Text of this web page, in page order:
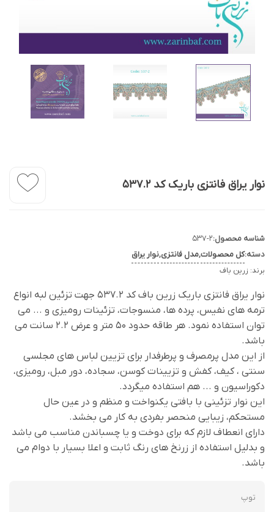
نوار یراق فانتزی باریک کد 537.2
شناسه محصول:537-2
دسته:کل محصولات,مدل فانتزی,نوار یراق
برند: زرین باف
نوار یراق فانتزی باریک زرین باف کد 537.2 جهت تزئین لبه انواع
ترمه های نفیس، پرده ها، منسوجات، تزئینات رومیزی و ... می
توان استفاده نمود. هر طاقه حدود 50 متر و عرض 2.2 سانت می
باشد.
از این مدل پرمصرف و پرطرفدار برای تزیین لباس های مجلسی
سنتی ، کیف، کفش و تزیینات کوسن، سجاده، دور مبل، رومیزی،
دکوراسیون و ... هم استفاده میگردد.
این نوار تزئینی با بافتی یکنواخت و منظم و در عین حال
مستحکم، زیبایی منحصر بفردی به کار می بخشد.
دارای انعطاف لازم که برای دوخت و یا چسباندن مناسب می باشد
و بدلیل استفاده از زرنخ های رنگ ثابت و اعلا بسیار با دوام می
باشد.
توپ